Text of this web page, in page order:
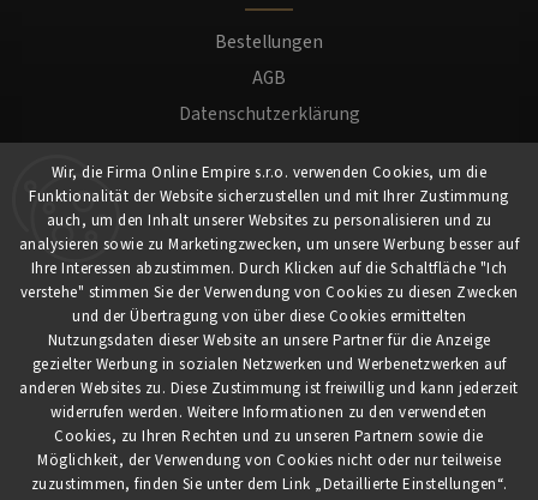
Wir, die Firma Online Empire s.r.o. verwenden Cookies, um die
Funktionalität der Website sicherzustellen und mit Ihrer Zustimmung
auch, um den Inhalt unserer Websites zu personalisieren und zu
analysieren sowie zu Marketingzwecken, um unsere Werbung besser auf
Ihre Interessen abzustimmen. Durch Klicken auf die Schaltfläche "Ich
verstehe" stimmen Sie der Verwendung von Cookies zu diesen Zwecken
und der Übertragung von über diese Cookies ermittelten
Nutzungsdaten dieser Website an unsere Partner für die Anzeige
gezielter Werbung in sozialen Netzwerken und Werbenetzwerken auf
anderen Websites zu. Diese Zustimmung ist freiwillig und kann jederzeit
widerrufen werden. Weitere Informationen zu den verwendeten
Cookies, zu Ihren Rechten und zu unseren Partnern sowie die
Möglichkeit, der Verwendung von Cookies nicht oder nur teilweise
zuzustimmen, finden Sie unter dem Link „Detaillierte Einstellungen“.
Bestellungen
AGB
Datenschutzerklärung
Versand und Zahlung
Warenrücksendung
Impressum
Für Kunden
Mein Konto
Registrierung
Anmeldung